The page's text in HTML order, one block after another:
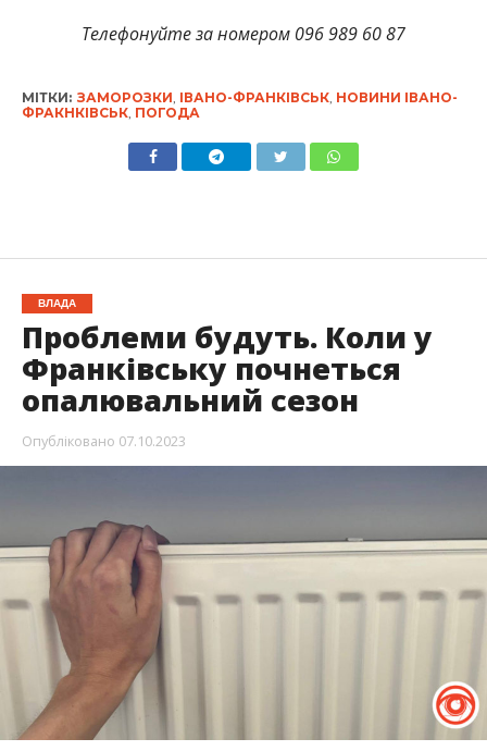
Телефонуйте за номером 096 989 60 87
МІТКИ: ЗАМОРОЗКИ, ІВАНО-ФРАНКІВСЬК, НОВИНИ ІВАНО-
ФРАКНКІВСЬК, ПОГОДА
ВЛАДА
Проблеми будуть. Коли у
Франківську почнеться
опалювальний сезон
Опубліковано 07.10.2023